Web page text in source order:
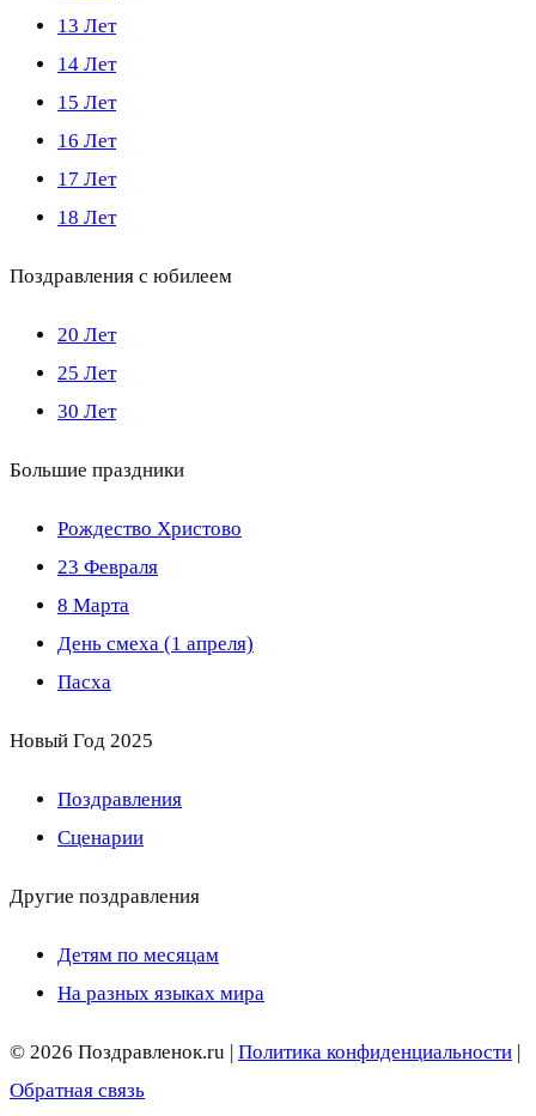
13 Лет
14 Лет
15 Лет
16 Лет
17 Лет
18 Лет
Поздравления с юбилеем
20 Лет
25 Лет
30 Лет
Большие праздники
Рождество Христово
23 Февраля
8 Марта
День смеха (1 апреля)
Пасха
Новый Год 2025
Поздравления
Сценарии
Другие поздравления
Детям по месяцам
На разных языках мира
© 2026 Поздравленок.ru | Политика конфиденциальности |
Обратная связь